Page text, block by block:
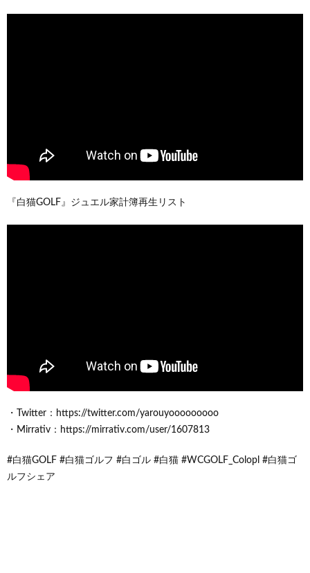
『白猫GOLF』ジュエル家計簿再生リスト
・Twitter：https://twitter.com/yarouyooooooooo
・Mirrativ：https://mirrativ.com/user/1607813
#白猫GOLF #白猫ゴルフ #白ゴル #白猫 #WCGOLF_Colopl #白猫ゴ
ルフシェア